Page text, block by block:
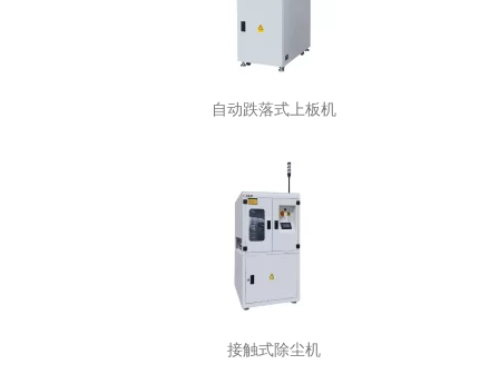
自动跌落式上板机
接触式除尘机